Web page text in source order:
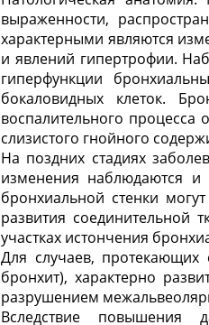
выраженности,
характерными являются
и явлений гипертрофии.
гиперфункции
бокаловидных клеток.
воспалительного процесса
слизи­стого гнойного
На поздних стадиях
изменения наблюдаются и
бронхиальной стенки
развития соединительной
участках истончения
Для случаев,
бронхит), характерно
разрушением
Вследствие повышения